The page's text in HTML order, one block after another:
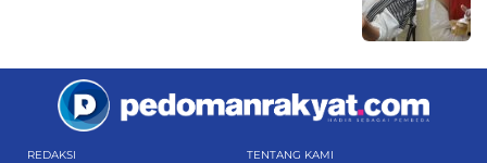
REDAKSI TENTANG KAMI